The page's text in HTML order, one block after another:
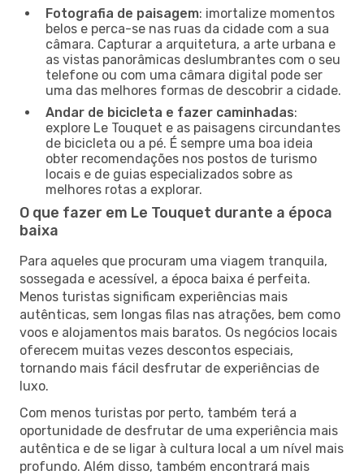
Fotografia de paisagem: imortalize momentos
belos e perca-se nas ruas da cidade com a sua
câmara. Capturar a arquitetura, a arte urbana e
as vistas panorâmicas deslumbrantes com o seu
telefone ou com uma câmara digital pode ser
uma das melhores formas de descobrir a cidade.
Andar de bicicleta e fazer caminhadas:
explore Le Touquet e as paisagens circundantes
de bicicleta ou a pé. É sempre uma boa ideia
obter recomendações nos postos de turismo
locais e de guias especializados sobre as
melhores rotas a explorar.
O que fazer em Le Touquet durante a época
baixa
Para aqueles que procuram uma viagem tranquila,
sossegada e acessível, a época baixa é perfeita.
Menos turistas significam experiências mais
autênticas, sem longas filas nas atrações, bem como
voos e alojamentos mais baratos. Os negócios locais
oferecem muitas vezes descontos especiais,
tornando mais fácil desfrutar de experiências de
luxo.
Com menos turistas por perto, também terá a
oportunidade de desfrutar de uma experiência mais
autêntica e de se ligar à cultura local a um nível mais
profundo. Além disso, também encontrará mais